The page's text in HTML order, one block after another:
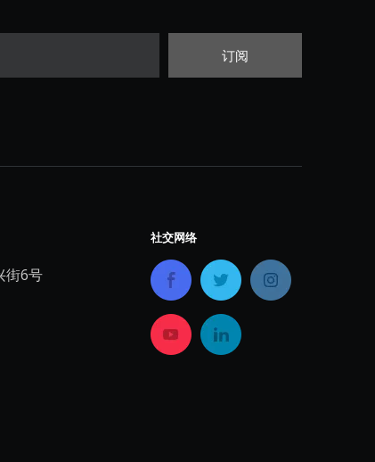
订阅
街6号
社交网络